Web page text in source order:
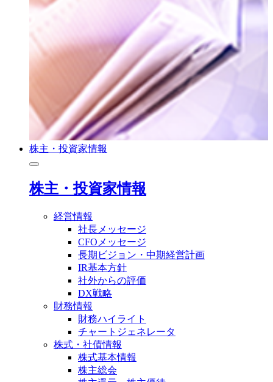
株主・投資家情報
株主・投資家情報
経営情報
社長メッセージ
CFOメッセージ
長期ビジョン・中期経営計画
IR基本方針
社外からの評価
DX戦略
財務情報
財務ハイライト
チャートジェネレータ
株式・社債情報
株式基本情報
株主総会